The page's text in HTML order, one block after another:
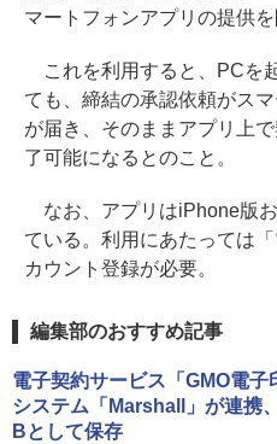
マートフォンアプリの提供を
これを利用すると、PCを
ても、締結の承認依頼がス
が届き、そのままアプリ上
了可能になるとのこと。
なお、アプリはiPhone版
ている。利用にあたっては
カウント登録が必要。
編集部のおすすめ記事
電子契約サービス「GMO電
システム「Marshall」が連携
Bとして保存